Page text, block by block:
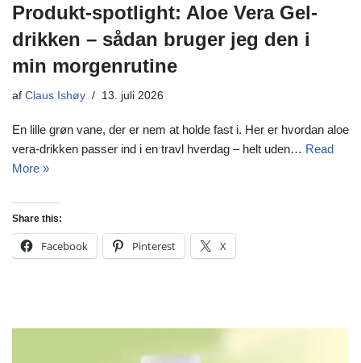
Produkt-spotlight: Aloe Vera Gel-
drikken – sådan bruger jeg den i
min morgenrutine
af Claus Ishøy 13. juli 2026
En lille grøn vane, der er nem at holde fast i. Her er hvordan aloe
vera-drikken passer ind i en travl hverdag – helt uden… Read
More »
Share this:
Facebook Pinterest X